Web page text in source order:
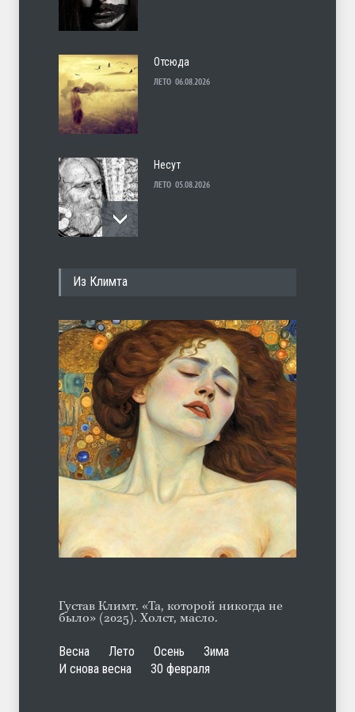
Отсюда
ЛЕТО 06.08.2026
Несут
ЛЕТО 05.08.2026
С теплотой
ЛЕТО 03.08.2026
Гауптштурмфюрер Бегер
ЛЕТО 10.08.2026
Из Климта
Густав Климт. «Та, которой никогда не
было» (2025). Холст, масло.
Весна Лето Осень
Зима
И снова весна
30 февраля